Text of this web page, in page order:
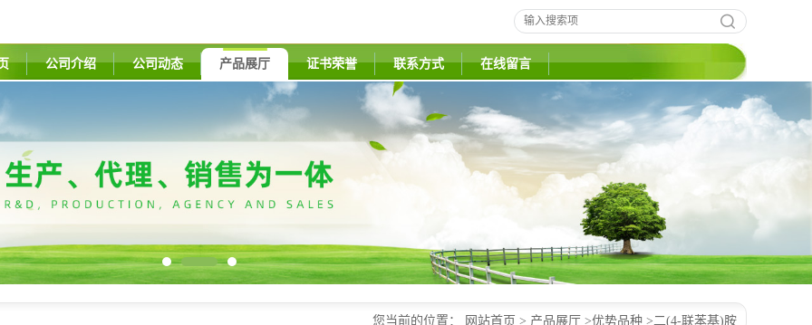
公司介绍 公司动态 产品展厅 证书荣誉 联系方式 在线留言
您当前的位置： 网站首页 > 产品展厅 >优势品种 >二(4-联苯基)胺